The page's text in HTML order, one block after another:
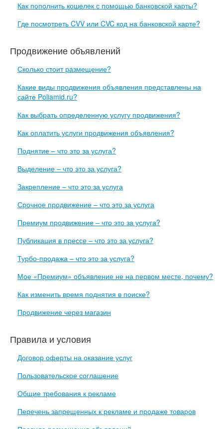
Как пополнить кошелек с помощью банковской карты?
Где посмотреть CVV или CVC код на банковской карте?
Продвижение объявлений
Сколько стоит размещение?
Какие виды продвижения объявления представлены на
сайте Poliamid.ru?
Как выбрать определенную услугу продвижения?
Как оплатить услуги продвижения объявления?
Поднятие – что это за услуга?
Выделение – что это за услуга?
Закрепление – что это за услуга
Срочное продвижение – что это за услуга
Премиум продвижение – что это за услуга?
Публикация в прессе – что это за услуга?
Турбо-продажа – что это за услуга?
Мое «Премиум» объявление не на первом месте, почему?
Как изменить время поднятия в поиске?
Продвижение через магазин
Правила и условия
Договор оферты на оказание услуг
Пользовательское соглашение
Общие требования к рекламе
Перечень запрещенных к рекламе и продаже товаров